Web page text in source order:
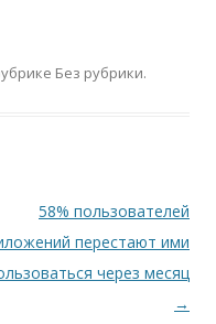
Без рубрики.
58% пользователей
перестают ими
через месяц
→